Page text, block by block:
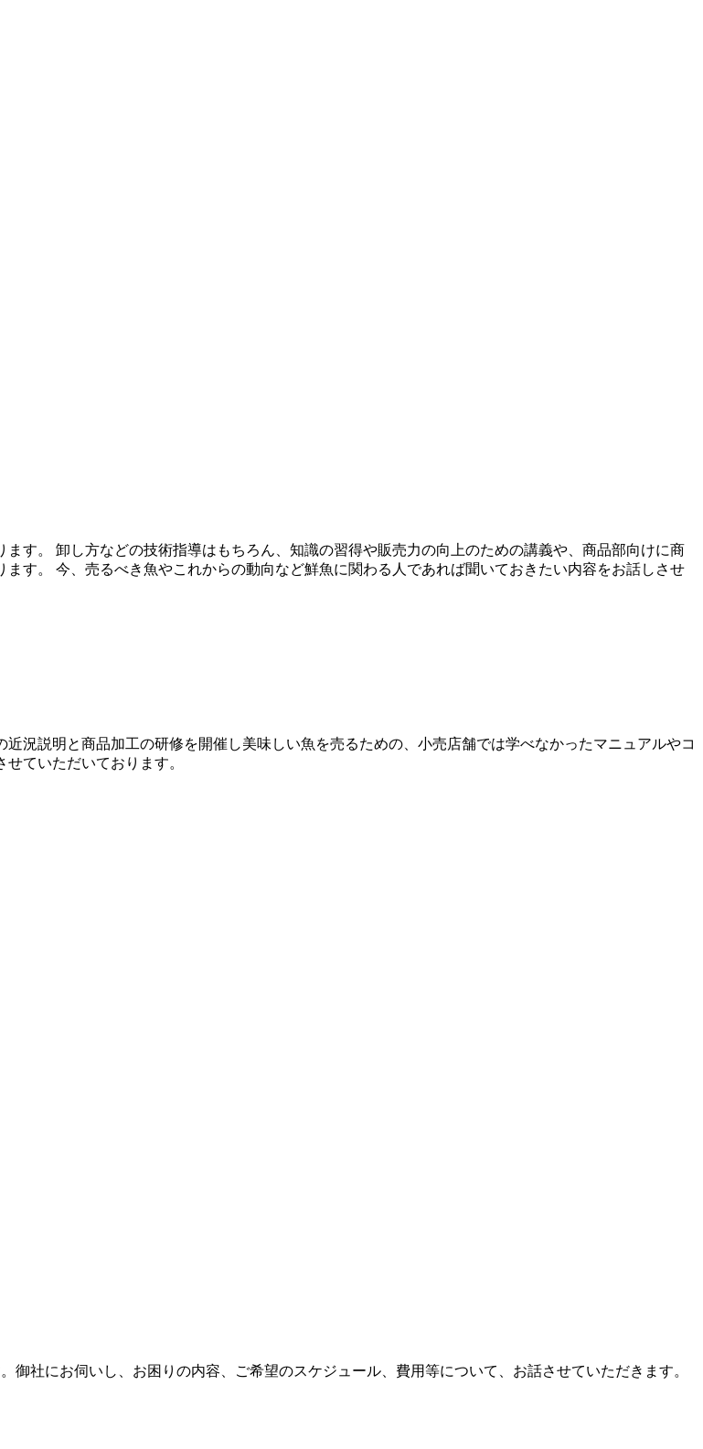
す。 卸し方などの技術指導はもちろん、知識の習得や販売力の向上のための講義や、商品部向けに商
す。 今、売るべき魚やこれからの動向など鮮魚に関わる人であれば聞いておきたい内容をお話しさせ
況説明と商品加工の研修を開催し美味しい魚を売るための、小売店舗では学べなかったマニュアルやコ
ていただいております。
社にお伺いし、お困りの内容、ご希望のスケジュール、費用等について、お話させていただきます。